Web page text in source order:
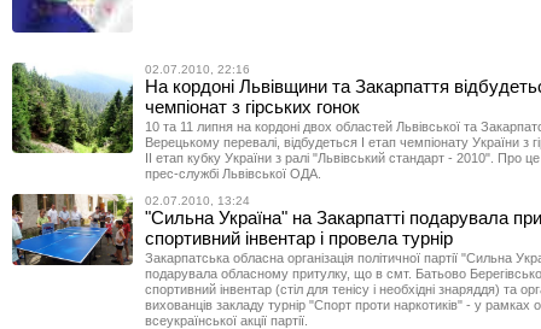
02.07.2010, 22:16
На кордоні Львівщини та Закарпаття
чемпіонат з гірських гонок
10 та 11 липня на кордоні двох областей Львівської та
Верецькому перевалі, відбудеться І етап чемпіонату України з
ІІ етап кубку України з ралі "Львівський стандарт - 2010". Про
прес-службі Львівської ОДА.
02.07.2010, 13:24
"Сильна Україна" на Закарпатті подарувала
спортивний інвентар і провела турнір
Закарпатська обласна організація політичної партії "Сильна
подарувала обласному притулку, що в смт. Батьово
спортивний інвентар (стіл для тенісу і необхідні знаряддя) та
вихованців закладу турнір "Спорт проти наркотиків" - у рамках
всеукраїнської акції партії.